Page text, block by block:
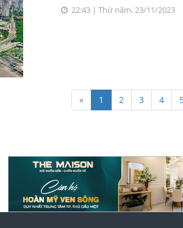
22:43 | Thứ năm, 23/11/2023
« 1 2 3 4